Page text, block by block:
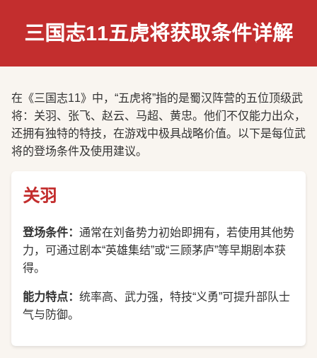
三国志11五虎将获取条件详解
在《三国志11》中，“五虎将”指的是蜀汉阵营的五位顶级武
将：关羽、张飞、赵云、马超、黄忠。他们不仅能力出众，
还拥有独特的特技，在游戏中极具战略价值。以下是每位武
将的登场条件及使用建议。
关羽
登场条件： 通常在刘备势力初始即拥有，若使用其他势
力，可通过剧本“英雄集结”或“三顾茅庐”等早期剧本获
得。
能力特点： 统率高、武力强，特技“义勇”可提升部队士
气与防御。